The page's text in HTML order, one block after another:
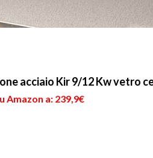
acciaio Kir 9/12 Kw vetro
Amazon a: 239,9€